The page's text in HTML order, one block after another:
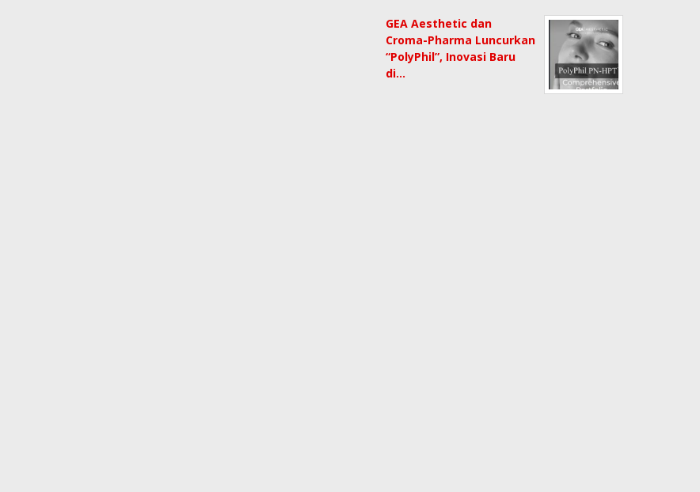
GEA Aesthetic dan
Croma-Pharma Luncurkan
“PolyPhil”, Inovasi Baru
di…